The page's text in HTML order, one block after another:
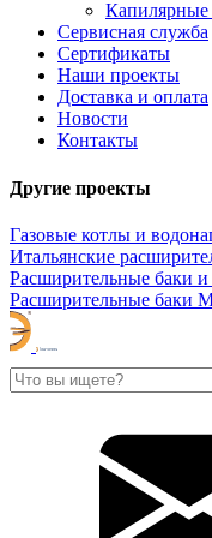
Капилярные
Сервисная служба
Сертификаты
Наши проекты
Доставка и оплата
Новости
Контакты
Другие проекты
Газовые котлы и
Итальянские
Расширительные баки
Расширительные баки